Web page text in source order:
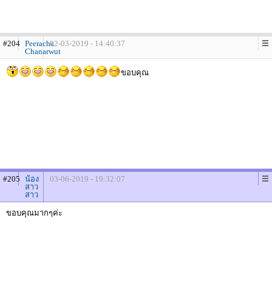
#204 Peeracha
Chanarwut
02-03-2019 - 14:40:37
ขอบคุณ
#205 น้อง
สาว
สาว
03-06-2019 - 19:32:07
ขอบคุณมากๆค่ะ